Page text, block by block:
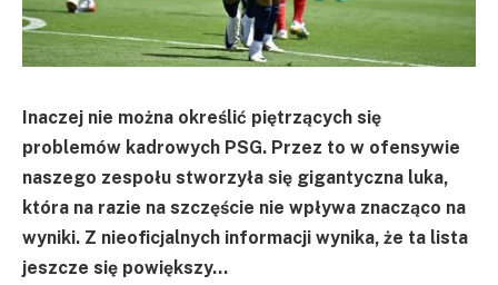
Inaczej nie można określić piętrzących się
problemów kadrowych PSG. Przez to w ofensywie
naszego zespołu stworzyła się gigantyczna luka,
która na razie na szczęście nie wpływa znacząco na
wyniki. Z nieoficjalnych informacji wynika, że ta lista
jeszcze się powiększy…